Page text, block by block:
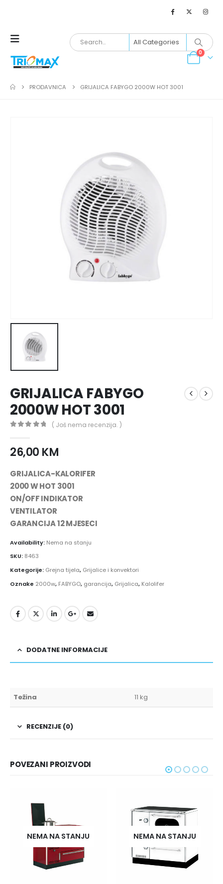
0
PRODAVNICA GRIJALICA FABYGO 2000W HOT 3001
GRIJALICA FABYGO
2000W HOT 3001
( Još nema recenzija. )
26,00 KM
GRIJALICA-KALORIFER
2000 W HOT 3001
ON/OFF INDIKATOR
VENTILATOR
GARANCIJA 12 MJESECI
Availability: Nema na stanju
SKU: 8463
Kategorije: Grejna tijela, Grijalice i konvektori
Oznake 2000w, FABYGO, garancija, Grijalica, Kalolifer
DODATNE INFORMACIJE
Težina 11 kg
RECENZIJE (0)
POVEZANI PROIZVODI
NEMA NA STANJU NEMA NA STANJU